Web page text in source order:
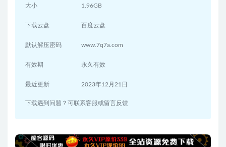
大小 1.96GB
下载云盘 百度云盘
默认解压密码 www.7q7a.com
有效期 永久有效
最近更新 2023年12月21日
下载遇到问题？可联系客服或留言反馈